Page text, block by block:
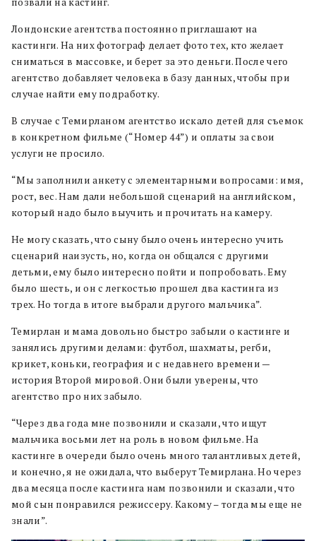
Лондонские агентства постоянно приглашают на
кастинги. На них фотограф делает фото тех, кто желает
сниматься в массовке, и берет за это деньги. После чего
агентство добавляет человека в базу данных, чтобы при
случае найти ему подработку.
В случае с Темирланом агентство искало детей для съемок
в конкретном фильме (“Номер 44”) и оплаты за свои
услуги не просило.
“Мы заполнили анкету с элементарными вопросами: имя,
рост, вес. Нам дали небольшой сценарий на английском,
который надо было выучить и прочитать на камеру.
Не могу сказать, что сыну было очень интересно учить
сценарий наизусть, но, когда он общался с другими
детьми, ему было интересно пойти и попробовать. Ему
было шесть, и он с легкостью прошел два кастинга из
трех. Но тогда в итоге выбрали другого мальчика”.
Темирлан и мама довольно быстро забыли о кастинге и
занялись другими делами: футбол, шахматы, регби,
крикет, коньки, география и с недавнего времени —
история Второй мировой. Они были уверены, что
агентство про них забыло.
“Через два года мне позвонили и сказали, что ищут
мальчика восьми лет на роль в новом фильме. На
кастинге в очереди было очень много талантливых детей,
и конечно, я не ожидала, что выберут Темирлана. Но через
два месяца после кастинга нам позвонили и сказали, что
мой сын понравился режиссеру. Какому – тогда мы еще не
знали”.